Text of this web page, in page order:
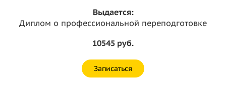
Выдается:
Диплом о профессиональной переподготовке
10545 руб.
Записаться